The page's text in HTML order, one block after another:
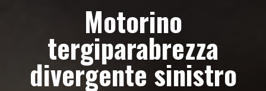
Motorino
tergiparabrezza
divergente sinistro